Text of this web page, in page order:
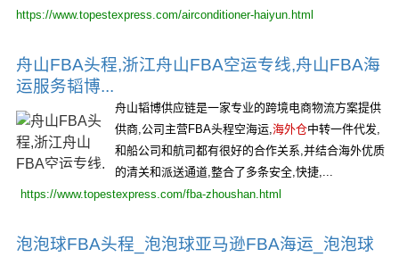
https://www.topestexpress.com/airconditioner-haiyun.html
舟山FBA头程,浙江舟山FBA空运专线,舟山FBA海
运服务韬博...
舟山韬博供应链是一家专业的跨境电商物流方案提供
供商,公司主营FBA头程空海运,海外仓中转一件代发,
和船公司和航司都有很好的合作关系,并结合海外优质
的清关和派送通道,整合了多条安全,快捷,...
https://www.topestexpress.com/fba-zhoushan.html
泡泡球FBA头程_泡泡球亚马逊FBA海运_泡泡球